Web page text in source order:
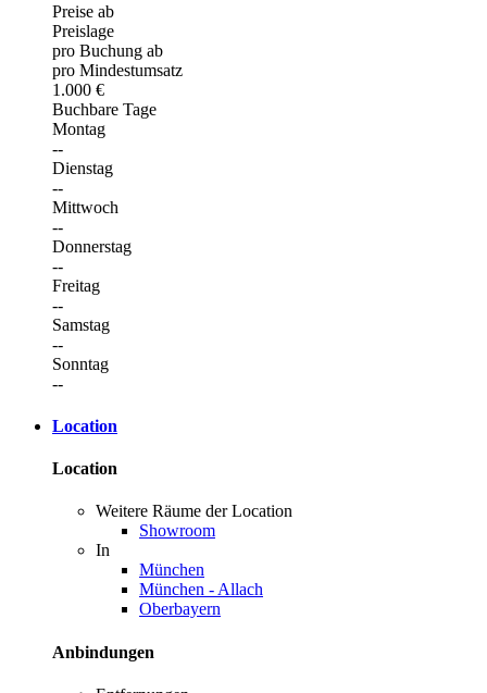
Preise ab
Preislage
pro Buchung ab
pro Mindestumsatz
1.000 €
Buchbare Tage
Montag
--
Dienstag
--
Mittwoch
--
Donnerstag
--
Freitag
--
Samstag
--
Sonntag
--
Location
Location
Weitere Räume der Location
Showroom
In
München
München - Allach
Oberbayern
Anbindungen